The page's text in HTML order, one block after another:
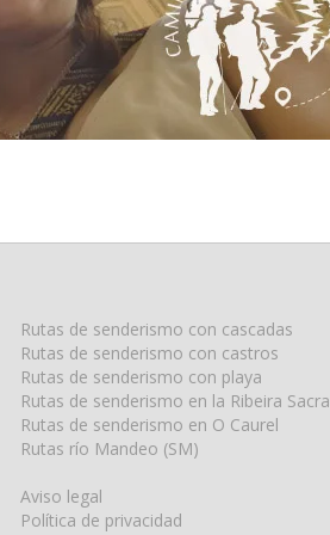
Rutas de senderismo con cascadas
Rutas de senderismo con castros
Rutas de senderismo con playa
Rutas de senderismo en la Ribeira Sacra
Rutas de senderismo en O Caurel
Rutas río Mandeo (SM)
Aviso legal
Política de privacidad